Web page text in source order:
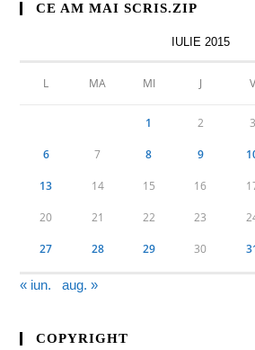
CE AM MAI SCRIS.ZIP
IULIE 2015
L MA MI J V
1 2 3
6 7 8 9
13 14 15 16
20 21 22 23
27 28 29 30
« iun. aug. »
COPYRIGHT